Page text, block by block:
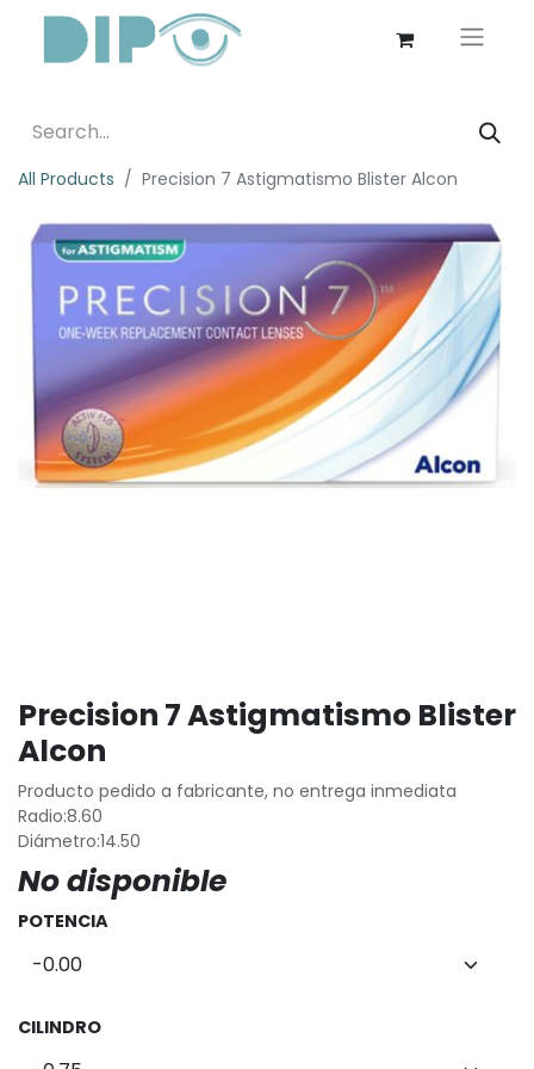
All Products Precision 7 Astigmatismo Blister Alcon
Precision 7 Astigmatismo Blister
Alcon
Producto pedido a fabricante, no entrega inmediata
Radio:8.60
Diámetro:14.50
No disponible
POTENCIA
CILINDRO